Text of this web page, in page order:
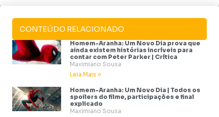
CONTEÚDO RELACIONADO
Homem-Aranha: Um Novo Dia prova que
ainda existem histórias incríveis para
contar com Peter Parker | Crítica
Maximiano Sousa
Leia Mais »
Homem-Aranha: Um Novo Dia | Todos os
spoilers do filme, participações e final
explicado
Maximiano Sousa